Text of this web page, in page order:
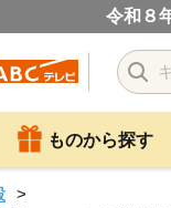
令和８
ものから探す